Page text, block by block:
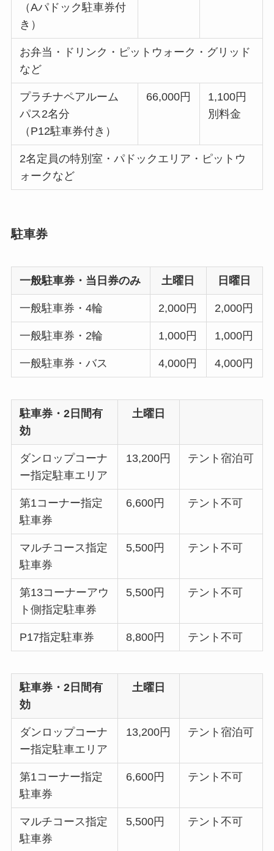
（Aパドック駐車券付
き）
お弁当・ドリンク・ピットウォーク・グリッド
など
プラチナペアルーム
パス2名分
（P12駐車券付き）
66,000円
1,100円
別料金
2名定員の特別室・パドックエリア・ピットウ
ォークなど
駐車券
一般駐車券・当日券のみ 土曜日 日曜日
一般駐車券・4輪 2,000円 2,000円
一般駐車券・2輪 1,000円 1,000円
一般駐車券・バス 4,000円 4,000円
駐車券・2日間有
効
土曜日
ダンロップコーナ
ー指定駐車エリア
13,200円 テント宿泊可
第1コーナー指定
駐車券
6,600円 テント不可
マルチコース指定
駐車券
5,500円 テント不可
第13コーナーアウ
ト側指定駐車券
5,500円 テント不可
P17指定駐車券 8,800円 テント不可
駐車券・2日間有
効
土曜日
ダンロップコーナ
ー指定駐車エリア
13,200円 テント宿泊可
第1コーナー指定
駐車券
6,600円 テント不可
マルチコース指定
駐車券
5,500円 テント不可